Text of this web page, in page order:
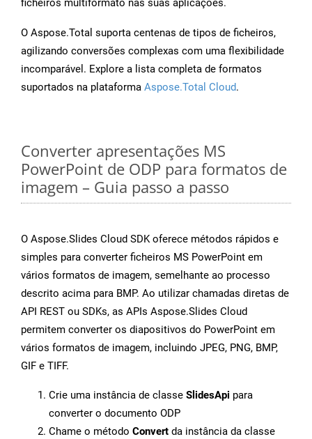
ficheiros multiformato nas suas aplicações.
O Aspose.Total suporta centenas de tipos de ficheiros,
agilizando conversões complexas com uma flexibilidade
incomparável. Explore a lista completa de formatos
suportados na plataforma Aspose.Total Cloud.
Converter apresentações MS
PowerPoint de ODP para formatos de
imagem – Guia passo a passo
O Aspose.Slides Cloud SDK oferece métodos rápidos e
simples para converter ficheiros MS PowerPoint em
vários formatos de imagem, semelhante ao processo
descrito acima para BMP. Ao utilizar chamadas diretas de
API REST ou SDKs, as APIs Aspose.Slides Cloud
permitem converter os diapositivos do PowerPoint em
vários formatos de imagem, incluindo JPEG, PNG, BMP,
GIF e TIFF.
Crie uma instância de classe SlidesApi para
converter o documento ODP
Chame o método Convert da instância da classe